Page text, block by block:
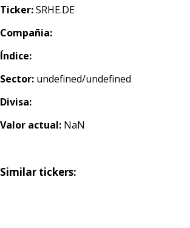
Ticker:SRHE.DE
Compañia:
Índice:
Sector: undefined/undefined
Divisa:
Valor actual: NaN
Similar tickers: